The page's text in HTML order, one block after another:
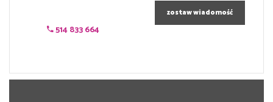
514 833 664
zostaw wiadomość